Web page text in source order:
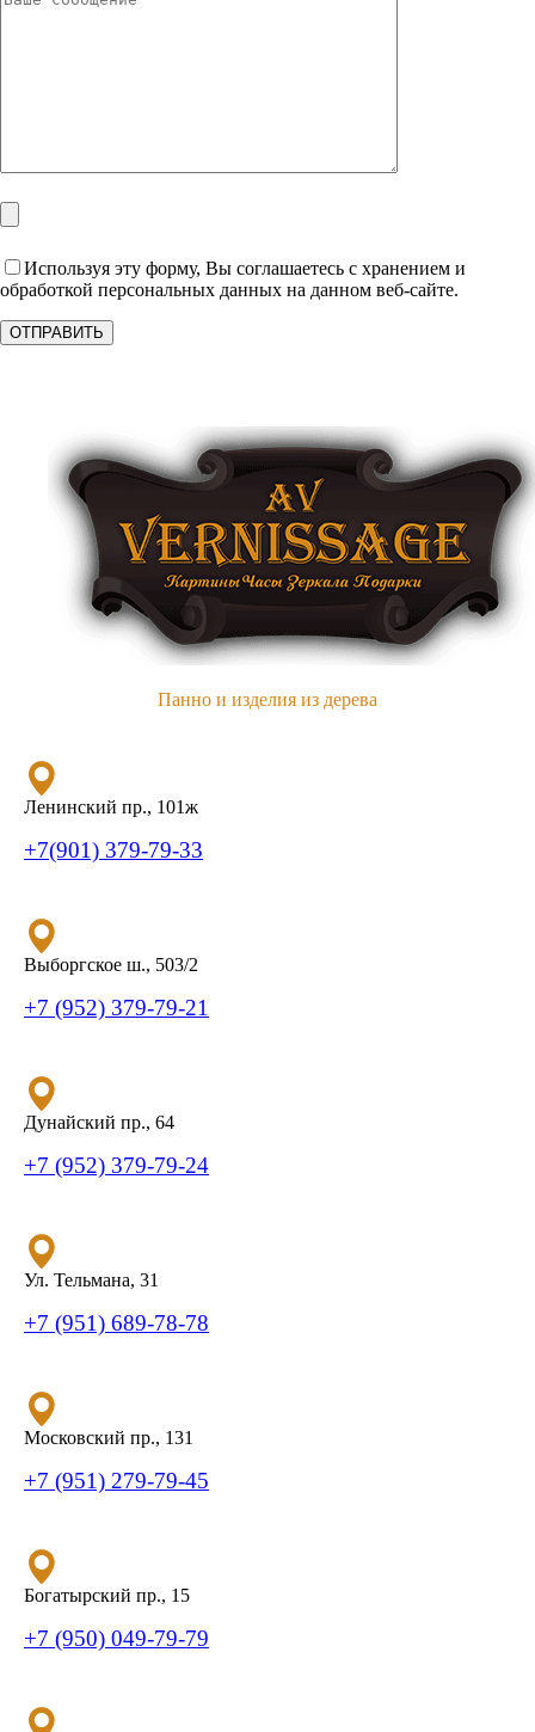
Используя эту форму, Вы соглашаетесь с хранением и
обработкой персональных данных на данном веб-сайте.
Панно и изделия из дерева
Ленинский пр., 101ж
+7(901) 379-79-33
Выборгское ш., 503/2
+7 (952) 379-79-21
Дунайский пр., 64
+7 (952) 379-79-24
Ул. Тельмана, 31
+7 (951) 689-78-78
Московский пр., 131
+7 (951) 279-79-45
Богатырский пр., 15
+7 (950) 049-79-79